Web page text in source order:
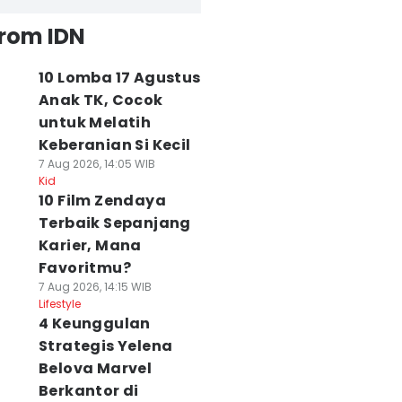
IDN
10 Lomba 17 Agustus
Anak TK, Cocok
untuk Melatih
Keberanian Si Kecil
7 Aug 2026, 14:05 WIB
Kid
10 Film Zendaya
Terbaik Sepanjang
Karier, Mana
Favoritmu?
7 Aug 2026, 14:15 WIB
Lifestyle
4 Keunggulan
Strategis Yelena
Belova Marvel
Berkantor di